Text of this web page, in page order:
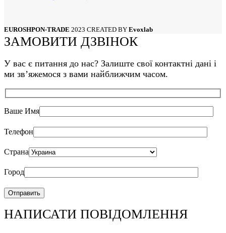
Николаев
Одесса
Тернополь
Харьков
Хмельницкий
Черкассы
EUROSHPON-TRADE 2023 CREATED BY Evoxlab
ЗАМОВИТИ ДЗВІНОК
У вас є питання до нас? Залиште свої контактні дані і
ми звʼяжемося з вами найближчим часом.
Ваше Имя
Телефон
Страна
Город
НАПИСАТИ ПОВІДОМЛЕННЯ